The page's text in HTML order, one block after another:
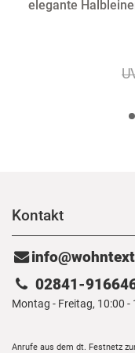
elegante
Kontakt
02841-
Montag - Freitag, 10:00 -
Anrufe aus dem dt. Festnetz